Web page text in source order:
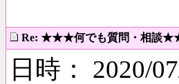
Re: ★★★何でも質問・相談
日時： 2020/